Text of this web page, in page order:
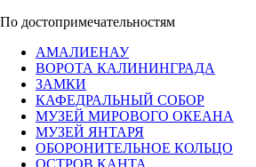
По достопримечательностям
АМАЛИЕНАУ
ВОРОТА КАЛИНИНГРАДА
ЗАМКИ
КАФЕДРАЛЬНЫЙ СОБОР
МУЗЕЙ МИРОВОГО ОКЕАНА
МУЗЕЙ ЯНТАРЯ
ОБОРОНИТЕЛЬНОЕ КОЛЬЦО
ОСТРОВ КАНТА